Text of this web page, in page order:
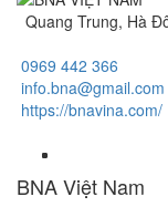
Quang Trung, Hà
0969 442 366
info.bna@gmail.com
https://bnavina.com/
BNA Việt Nam